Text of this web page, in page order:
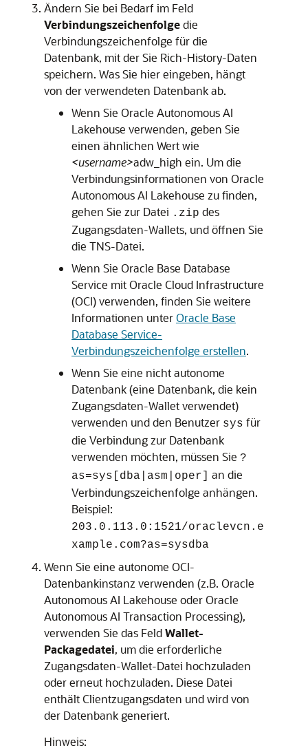
Ändern Sie bei Bedarf im Feld
Verbindungszeichenfolgedie
Verbindungszeichenfolge für die
Datenbank, mit der Sie Rich-History-Daten
speichern. Was Sie hier eingeben, hängt
von der verwendeten Datenbank ab.
Wenn Sie Oracle Autonomous AI
Lakehouse verwenden, geben Sie
einen ähnlichen Wert wie
<username>adw_high ein. Um die
Verbindungsinformationen von Oracle
Autonomous AI Lakehouse zu finden,
gehen Sie zur Datei .zip des
Zugangsdaten-Wallets, und öffnen Sie
die TNS-Datei.
Wenn Sie Oracle Base Database
Service mitOracle Cloud Infrastructure
(OCI) verwenden, finden Sie weitere
Informationen unterOracle Base
Database Service-
Verbindungszeichenfolge erstellen.
Wenn Sie eine nicht autonome
Datenbank (eine Datenbank, die kein
Zugangsdaten-Wallet verwendet)
verwenden und den Benutzer sys für
die Verbindung zur Datenbank
verwenden möchten, müssen Sie ?
as=sys[dba|asm|oper]
an die
Verbindungszeichenfolge anhängen.
Beispiel:
203.0.113.0:1521/oraclevcn.e
xample.com?as=sysdba
Wenn Sie eine autonome OCI-
Datenbankinstanz verwenden (z.B. Oracle
Autonomous AI Lakehouse oderOracle
Autonomous AI Transaction Processing),
verwenden Sie das FeldWallet-
Packagedatei, um die erforderliche
Zugangsdaten-Wallet-Datei hochzuladen
oder erneut hochzuladen. Diese Datei
enthält Clientzugangsdaten und wird von
der Datenbank generiert.
Hinweis: